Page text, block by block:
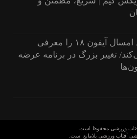
اپل امسال آیفون ۱۸ را معرفی
تغییر بزرگ در برنامه عرضه
ورزشی محفوظ است.
آفتاب ورزشی بلامانع است.